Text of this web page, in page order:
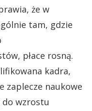
że w
tam, gdzie
płace rosną.
kadra,
zaplecze naukowe
do wzrostu